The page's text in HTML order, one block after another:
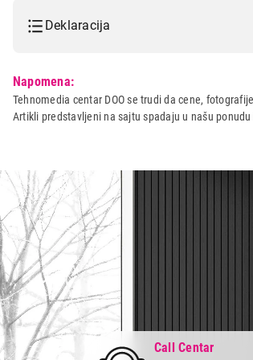
Deklaracija
Naziv i vrsta robe:
FIKSNI
Uvoznik:
Flutto doo
Napomena:
Tehnomedia centar DOO se trudi da cene,
Artikli predstavljeni na sajtu spadaju u našu
Call Centar